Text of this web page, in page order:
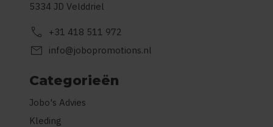
5334 JD Velddriel
call +31 418 511 972
mail info@jobopromotions.nl
Categorieën
Jobo's Advies
Kleding